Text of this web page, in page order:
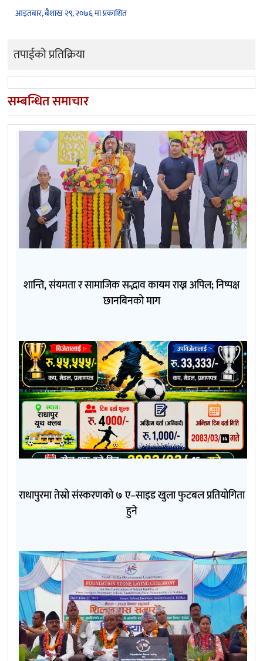
आइतबार, बैशाख २९, २०७६ मा प्रकाशित
तपाईको प्रतिक्रिया
सम्बन्धित समाचार
शान्ति, संयमता र सामाजिक सद्भाव कायम राख्न अपिल; निष्पक्ष
छानबिनको माग
राधापुरमा तेस्रो संस्करणको ७ ए–साइड खुला फुटबल प्रतियोगिता
हुने